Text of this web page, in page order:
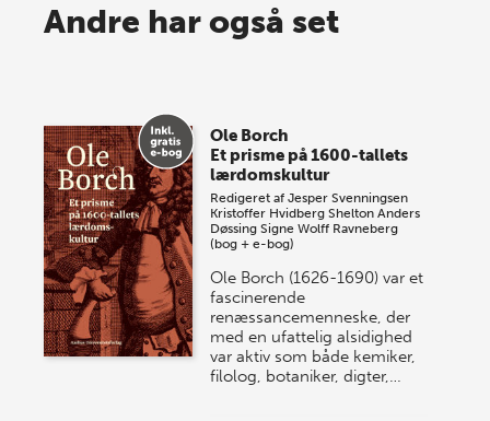
Spar op til 70% til sommer-
store sommer-lagersalg, så sæt kryds i kalenderen
onsdag den 10. j…
Andre har også set
Ole Borch
Et prisme på 1600-tallets
lærdomskultur
Redigeret afJesper Svenningsen
Kristoffer Hvidberg Shelton Anders
Døssing Signe Wolff Ravneberg
(bog + e-bog)
Ole Borch (1626-1690) var et
fascinerende
renæssancemenneske, der
med en ufattelig alsidighed
var aktiv som både kemiker,
filolog, botaniker, digter,…